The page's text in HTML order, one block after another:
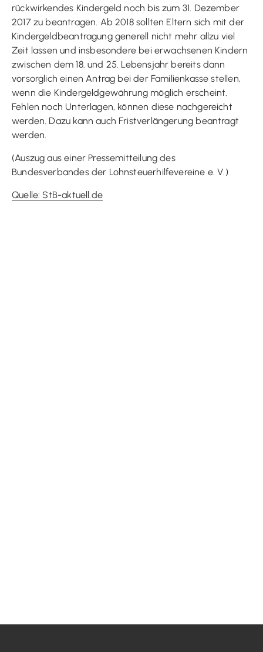
rückwirkendes Kindergeld noch bis zum 31. Dezember
2017 zu beantragen. Ab 2018 sollten Eltern sich mit der
Kindergeldbeantragung generell nicht mehr allzu viel
Zeit lassen und insbesondere bei erwachsenen Kindern
zwischen dem 18. und 25. Lebensjahr bereits dann
vorsorglich einen Antrag bei der Familienkasse stellen,
wenn die Kindergeldgewährung möglich erscheint.
Fehlen noch Unterlagen, können diese nachgereicht
werden. Dazu kann auch Fristverlängerung beantragt
werden.
(Auszug aus einer Pressemitteilung des
Bundesverbandes der Lohnsteuerhilfevereine e. V.)
Quelle: StB-aktuell.de